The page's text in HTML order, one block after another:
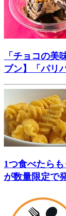
「チョコの美
ブン】「パリ
1つ食べたら
が数量限定で